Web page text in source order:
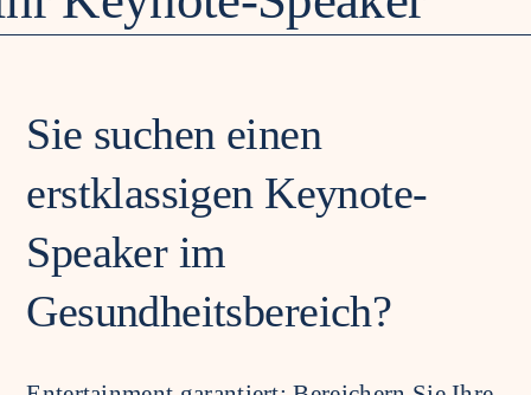
Gesundheitswelt
Sie suchen einen
erstklassigen Keynote-
Speaker im
Gesundheitsbereich?